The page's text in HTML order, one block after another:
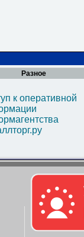
Разное
к оперативной